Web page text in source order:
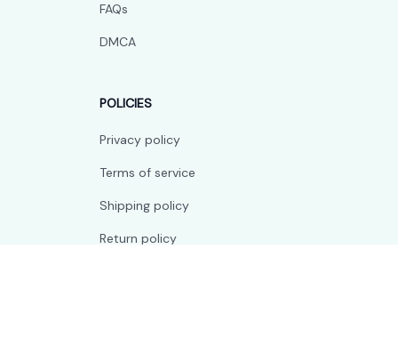
FAQs
DMCA
POLICIES
Privacy policy
Terms of service
Shipping policy
Return policy